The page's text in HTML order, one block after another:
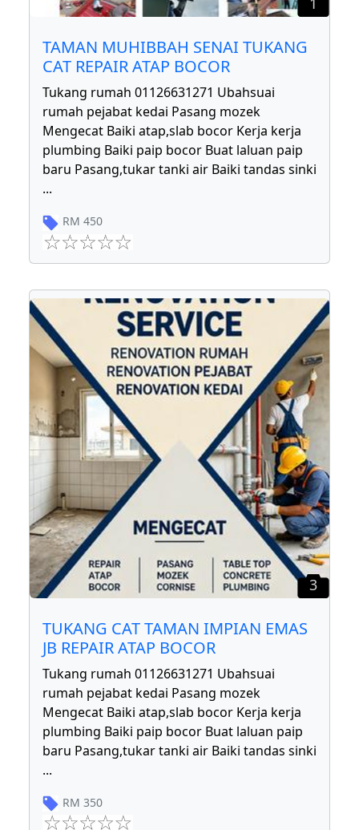
TAMAN MUHIBBAH SENAI TUKANG
CAT REPAIR ATAP BOCOR
Tukang rumah 01126631271 Ubahsuai
rumah pejabat kedai Pasang mozek
Mengecat Baiki atap,slab bocor Kerja kerja
plumbing Baiki paip bocor Buat laluan paip
baru Pasang,tukar tanki air Baiki tandas sinki
...
RM 450
3
TUKANG CAT TAMAN IMPIAN EMAS
JB REPAIR ATAP BOCOR
Tukang rumah 01126631271 Ubahsuai
rumah pejabat kedai Pasang mozek
Mengecat Baiki atap,slab bocor Kerja kerja
plumbing Baiki paip bocor Buat laluan paip
baru Pasang,tukar tanki air Baiki tandas sinki
...
RM 350